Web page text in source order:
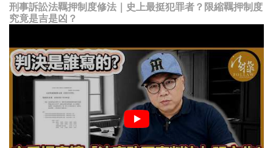
刑事訴訟法羈押制度修法｜史上最挺犯罪者？限縮羈押制度
究竟是吉是凶？